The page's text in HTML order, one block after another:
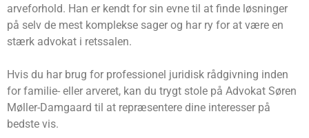
arveforhold. Han er kendt for sin evne til at finde løsninger
på selv de mest komplekse sager og har ry for at være en
stærk advokat i retssalen.
Hvis du har brug for professionel juridisk rådgivning inden
for familie- eller arveret, kan du trygt stole på Advokat Søren
Møller-Damgaard til at repræsentere dine interesser på
bedste vis.